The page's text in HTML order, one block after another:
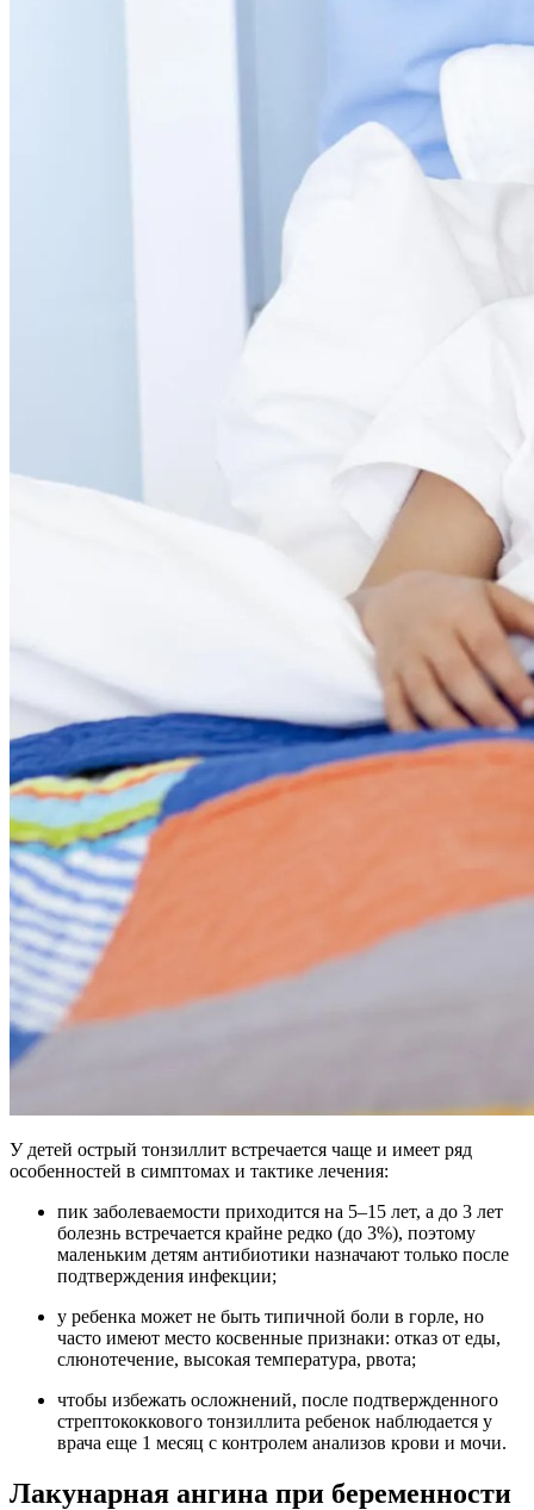
У детей острый тонзиллит встречается чаще и имеет ряд
особенностей в симптомах и тактике лечения:
пик заболеваемости приходится на 5–15 лет, а до 3 лет
болезнь встречается крайне редко (до 3%), поэтому
маленьким детям антибиотики назначают только после
подтверждения инфекции;
у ребенка может не быть типичной боли в горле, но
часто имеют место косвенные признаки: отказ от еды,
слюнотечение, высокая температура, рвота;
чтобы избежать осложнений, после подтвержденного
стрептококкового тонзиллита ребенок наблюдается у
врача еще 1 месяц с контролем анализов крови и мочи.
Лакунарная ангина при беременности